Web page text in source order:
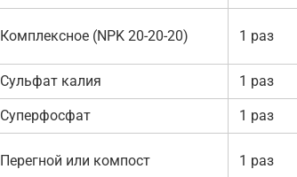
Комплексное (NPK 20-20-20) 1 раз
Сульфат калия 1 раз
Суперфосфат 1 раз
Перегной или компост 1 раз